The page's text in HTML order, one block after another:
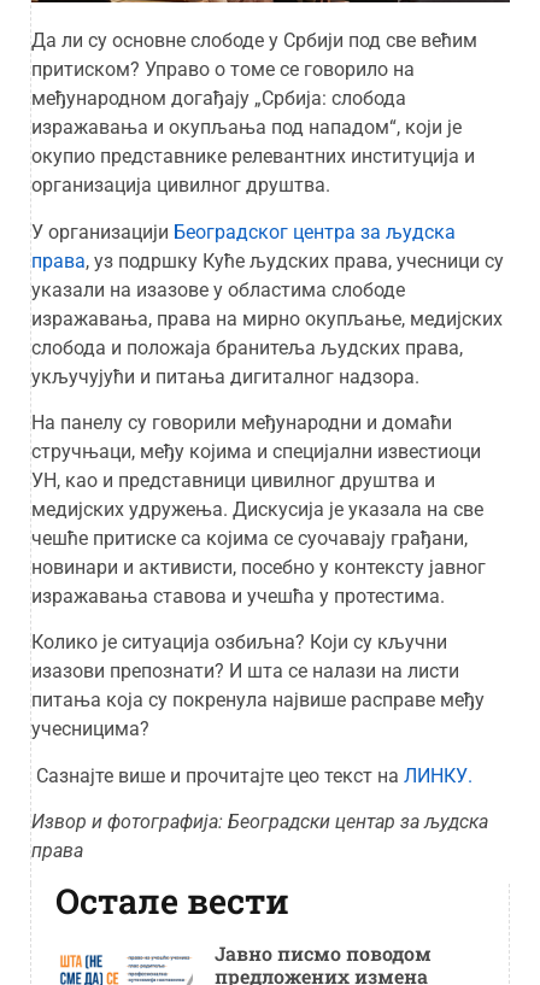
Да ли су основне слободе у Србији под све већим
притиском? Управо о томе се говорило на
међународном догађају „Србија: слобода
изражавања и окупљања под нападом“, који је
окупио представнике релевантних институција и
организација цивилног друштва.
У организацији Београдског центра за људска
права, уз подршку Куће људских права, учесници су
указали на изазове у областима слободе
изражавања, права на мирно окупљање, медијских
слобода и положаја бранитеља људских права,
укључујући и питања дигиталног надзора.
На панелу су говорили међународни и домаћи
стручњаци, међу којима и специјални известиоци
УН, као и представници цивилног друштва и
медијских удружења. Дискусија је указала на све
чешће притиске са којима се суочавају грађани,
новинари и активисти, посебно у контексту јавног
изражавања ставова и учешћа у протестима.
Колико је ситуација озбиљна? Који су кључни
изазови препознати? И шта се налази на листи
питања која су покренула највише расправе међу
учесницима?
Сазнајте више и прочитајте цео текст на ЛИНКУ.
Извор и фотографија: Београдски центар за људска
права
Остале вести
Јавно писмо поводом
предложених измена